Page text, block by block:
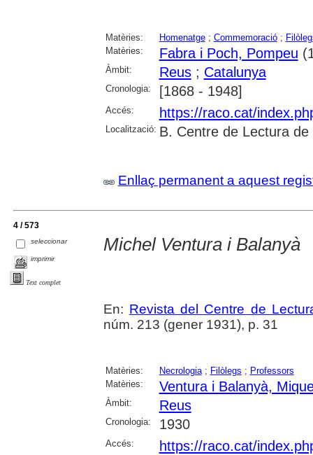
Matèries: Homenatge; Commemoració;
Matèries:
Fabra i Poch, Pompeu
Àmbit: Reus; Catalunya
Cronologia: [1868 - 1948]
Accés: https://raco.cat/
Localització: B. Centre de Lectura de
Enllaç permanent a aquest
4 / 573
seleccionar
imprimir
Text complet
Michel Ventura i Balanyà
En: Revista del Centre de
núm. 213 (gener 1931), p. 31
Matèries: Necrologia; Filòlegs ; Professors
Matèries:
Ventura i Balanyà,
Àmbit: Reus
Cronologia: 1930
Accés: https://raco.cat/